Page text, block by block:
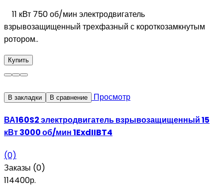
11 кВт 750 об/мин электродвигатель
взрывозащищенный трехфазный с короткозамкнутым
ротором..
Купить
В закладки В сравнение Просмотр
ВА160S2 электродвигатель взрывозащищенный 15
кВт 3000 об/мин 1ExdIIBT4
(0)
Заказы (0)
114400р.